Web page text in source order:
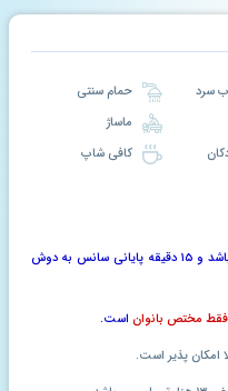
حمام سنتی
کافی شاپ
ـ مدت استفاده ۹۰ دقیقه از زمان ورود می باشد و ۱۵ دقیقه پایانی سانس به دوش
فقط مختص بانوان است.